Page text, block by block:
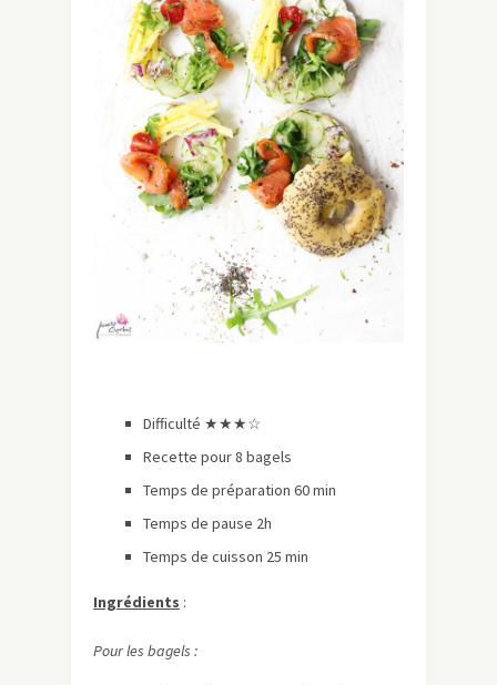
Difficulté ★★★☆
Recette pour 8 bagels
Temps de préparation 60 min
Temps de pause 2h
Temps de cuisson 25 min
Ingrédients :
Pour les bagels :